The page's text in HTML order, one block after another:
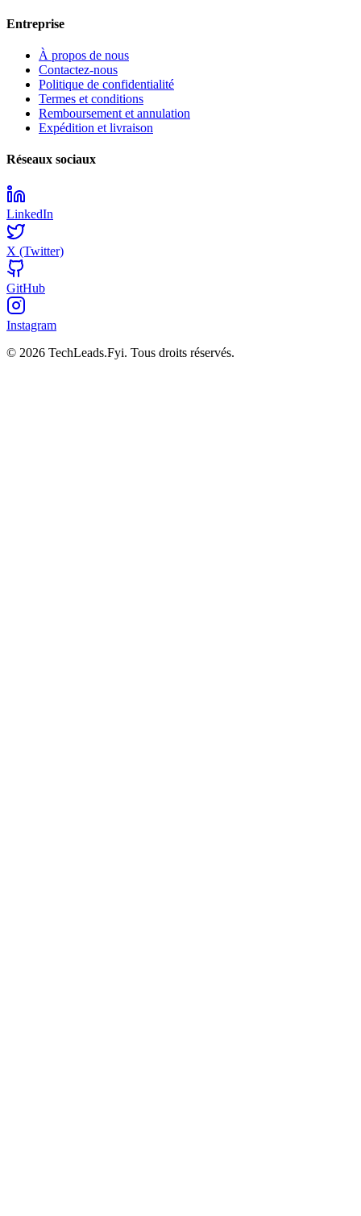
Entreprise
À propos de nous
Contactez-nous
Politique de confidentialité
Termes et conditions
Remboursement et annulation
Expédition et livraison
Réseaux sociaux
LinkedIn
X (Twitter)
GitHub
Instagram
© 2026 TechLeads.Fyi. Tous droits réservés.